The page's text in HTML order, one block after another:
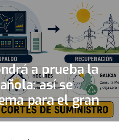
a prueba la
así se
para el gran